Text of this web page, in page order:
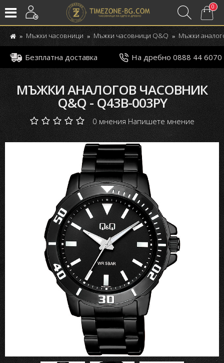
0
Мъжки часовници Мъжки часовници Q&Q Мъжки
Безплатна доставка На дребно 0888 44 6070
МЪЖКИ АНАЛОГОВ ЧАСОВНИК
Q&Q - Q43B-003PY
0 мнения Напишете мнение